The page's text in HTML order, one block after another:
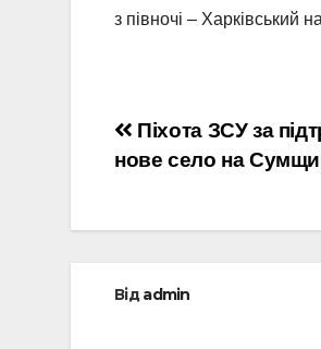
з півночі – Харківський
Навігація
Піхота ЗСУ за
нове село на
Відadmin